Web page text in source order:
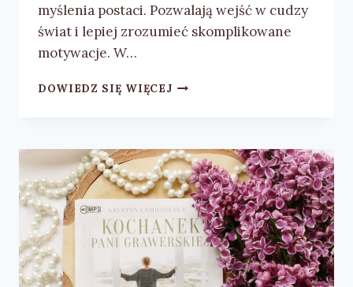
myślenia postaci. Pozwalają wejść w cudzy
świat i lepiej zrozumieć skomplikowane
motywacje. W…
DOWIEDZ SIĘ WIĘCEJK.N.
RECENZJA